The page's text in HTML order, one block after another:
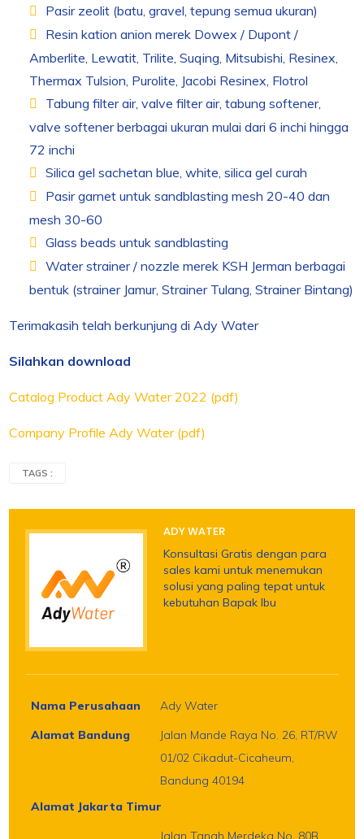
Pasir zeolit (batu, gravel, tepung semua ukuran)
Resin kation anion merek Dowex / Dupont /
Amberlite, Lewatit, Trilite, Suqing, Mitsubishi, Resinex,
Thermax Tulsion, Purolite, Jacobi Resinex, Flotrol
Tabung filter air, valve filter air, tabung softener,
valve softener berbagai ukuran mulai dari 6 inchi hingga
72 inchi
Silica gel sachetan blue, white, silica gel curah
Pasir garnet untuk sandblasting mesh 20-40 dan
mesh 30-60
Glass beads untuk sandblasting
Water strainer / nozzle merek KSH Jerman berbagai
bentuk (strainer Jamur, Strainer Tulang, Strainer Bintang)
Terimakasih telah berkunjung di Ady Water
Silahkan download
Catalog Product Ady Water 2022 (pdf)
Company Profile Ady Water (pdf)
TAGS :
ADY WATER
Konsultasi Gratis dengan para
sales kami untuk menemukan
solusi yang paling tepat untuk
kebutuhan Bapak Ibu
Nama Perusahaan
Ady Water
Alamat Bandung
Jalan Mande Raya No. 26, RT/RW
01/02 Cikadut-Cicaheum,
Bandung 40194
Alamat Jakarta Timur
Jalan Tanah Merdeka No. 80B,